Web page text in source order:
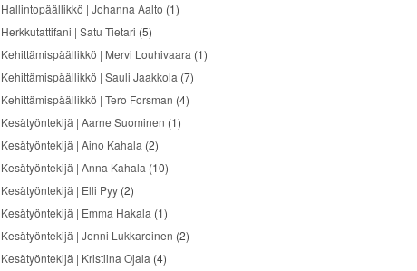
Hallintopäällikkö | Johanna Aalto (1)
Herkkutattifani | Satu Tietari (5)
Kehittämispäällikkö | Mervi Louhivaara (1)
Kehittämispäällikkö | Sauli Jaakkola (7)
Kehittämispäällikkö | Tero Forsman (4)
Kesätyöntekijä | Aarne Suominen (1)
Kesätyöntekijä | Aino Kahala (2)
Kesätyöntekijä | Anna Kahala (10)
Kesätyöntekijä | Elli Pyy (2)
Kesätyöntekijä | Emma Hakala (1)
Kesätyöntekijä | Jenni Lukkaroinen (2)
Kesätyöntekijä | Kristiina Ojala (4)